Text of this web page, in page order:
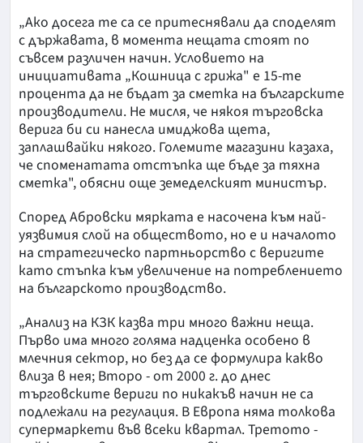
„Ако досега те са се притеснявали да споделят
с държавата, в момента нещата стоят по
съвсем различен начин. Условието на
инициативата „Кошница с грижа" е 15-те
процента да не бъдат за сметка на българските
производители. Не мисля, че някоя търговска
верига би си нанесла имиджова щета,
заплашвайки някого. Големите магазини казаха,
че споменатата отстъпка ще бъде за тяхна
сметка", обясни още земеделският министър.
Според Абровски мярката е насочена към най-
уязвимия слой на обществото, но е и началото
на стратегическо партньорство с веригите
като стъпка към увеличение на потреблението
на българското производство.
„Анализ на КЗК казва три много важни неща.
Първо има много голяма надценка особено в
млечния сектор, но без да се формулира какво
влиза в нея; Второ - от 2000 г. до днес
търговските вериги по никакъв начин не са
подлежали на регулация. В Европа няма толкова
супермаркети във всеки квартал. Третото -